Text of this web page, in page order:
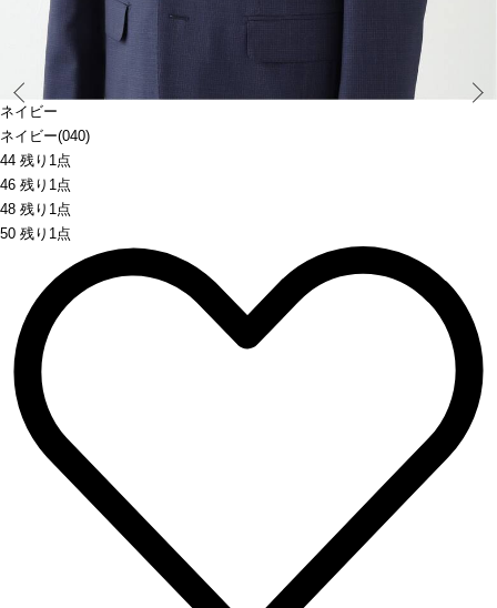
ネイビー
ネイビー(040)
44 残り1点
46 残り1点
48 残り1点
50 残り1点